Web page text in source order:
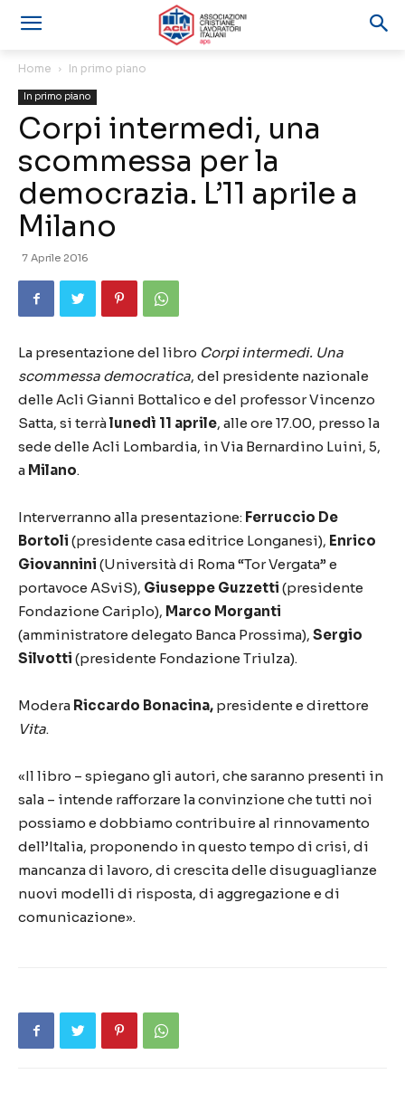
Home In primo piano
In primo piano
Corpi intermedi, una
scommessa per la
democrazia. L’11 aprile a
Milano
7 Aprile 2016
La presentazione del libro Corpi intermedi. Una
scommessa democratica, del presidente nazionale
delle Acli Gianni Bottalico e del professor Vincenzo
Satta, si terràlunedì 11 aprile, alle ore 17.00, presso la
sede delle Acli Lombardia, in Via Bernardino Luini, 5,
a Milano.
Interverranno alla presentazione: Ferruccio De
Bortoli (presidente casa editrice Longanesi), Enrico
Giovannini (Università di Roma “Tor Vergata” e
portavoce ASviS), Giuseppe Guzzetti (presidente
Fondazione Cariplo), Marco Morganti
(amministratore delegato Banca Prossima), Sergio
Silvotti (presidente Fondazione Triulza).
Modera Riccardo Bonacina, presidente e direttore
Vita.
«Il libro – spiegano gli autori, che saranno presenti in
sala – intende rafforzare la convinzione che tutti noi
possiamo e dobbiamo contribuire al rinnovamento
dell’Italia, proponendo in questo tempo di crisi, di
mancanza di lavoro, di crescita delle disuguaglianze
nuovi modelli di risposta, di aggregazione e di
comunicazione».